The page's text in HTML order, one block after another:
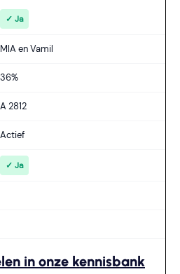
✓ Ja
MIA en Vamil
36%
A 2812
Actief
✓ Ja
in onze kennisbank